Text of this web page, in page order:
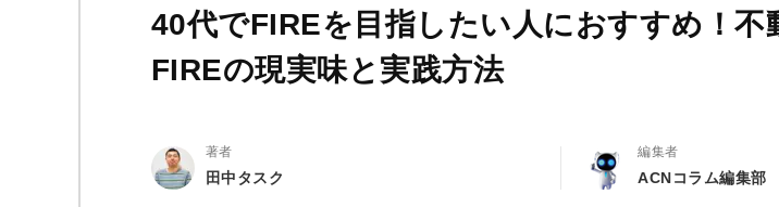
40代でFIREを目指したい人におすすめ！不
FIREの現実味と実践方法
著者
田中タスク
編集者
ACNコラム編集部